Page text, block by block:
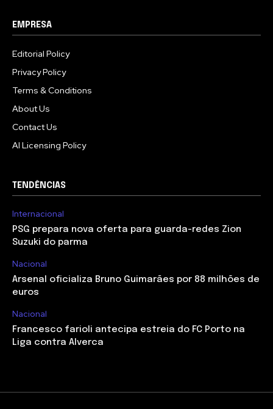
EMPRESA
Editorial Policy
Privacy Policy
Terms & Conditions
About Us
Contact Us
AI Licensing Policy
TENDÊNCIAS
Internacional
PSG prepara nova oferta para guarda-redes Zion
Suzuki do parma
Nacional
Arsenal oficializa Bruno Guimarães por 88 milhões de
euros
Nacional
Francesco farioli antecipa estreia do FC Porto na
Liga contra Alverca